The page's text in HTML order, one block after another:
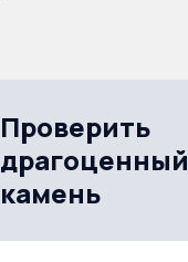
Проверить
драгоценный
камень